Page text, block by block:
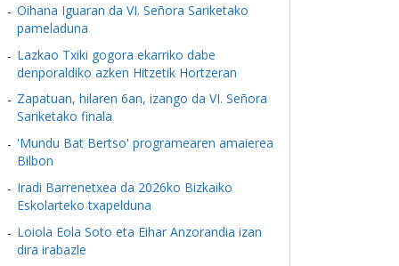
Oihana Iguaran da VI. Señora Sariketako
pameladuna
Lazkao Txiki gogora ekarriko dabe
denporaldiko azken Hitzetik Hortzeran
Zapatuan, hilaren 6an, izango da VI. Señora
Sariketako finala
'Mundu Bat Bertso' programearen amaierea
Bilbon
Iradi Barrenetxea da 2026ko Bizkaiko
Eskolarteko txapelduna
Loiola Eola Soto eta Eihar Anzorandia izan
dira irabazle